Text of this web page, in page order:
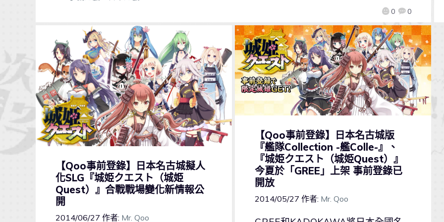
0 0
【Qoo事前登錄】日本名古城擬人
化SLG『城姫クエスト（城姫
Quest）』合戰戰場變化新情報公
開
2014/06/27 作者: Mr. Qoo
【Qoo事前登錄】日本名古城版
『艦隊Collection -艦Colle-』、
『城姫クエスト（城姫Quest）』
今夏於「GREE」上架 事前登錄已
開放
2014/05/27 作者: Mr. Qoo